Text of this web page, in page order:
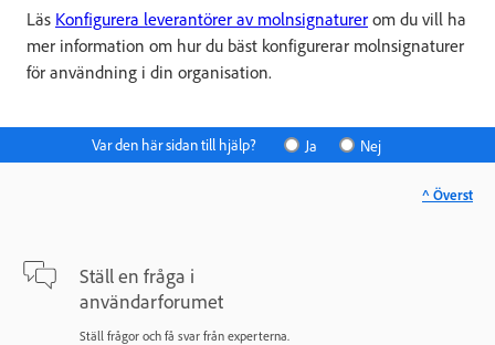
Läs Konfigurera leverantörer av molnsignaturer om du vill ha
mer information om hur du bäst konfigurerar molnsignaturer
för användning i din organisation.
Var den här sidan till hjälp? Ja Nej
Ställ en fråga i
användarforumet
Ställ frågor och få svar från experterna.
^ Överst